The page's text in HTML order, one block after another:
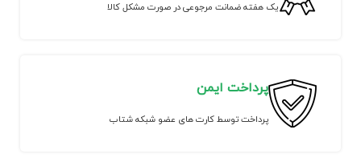
یک هفته ضمانت مرجوعی در صورت مشکل کالا
پرداخت ایمن
پرداخت توسط کارت های عضو شبکه شتاب